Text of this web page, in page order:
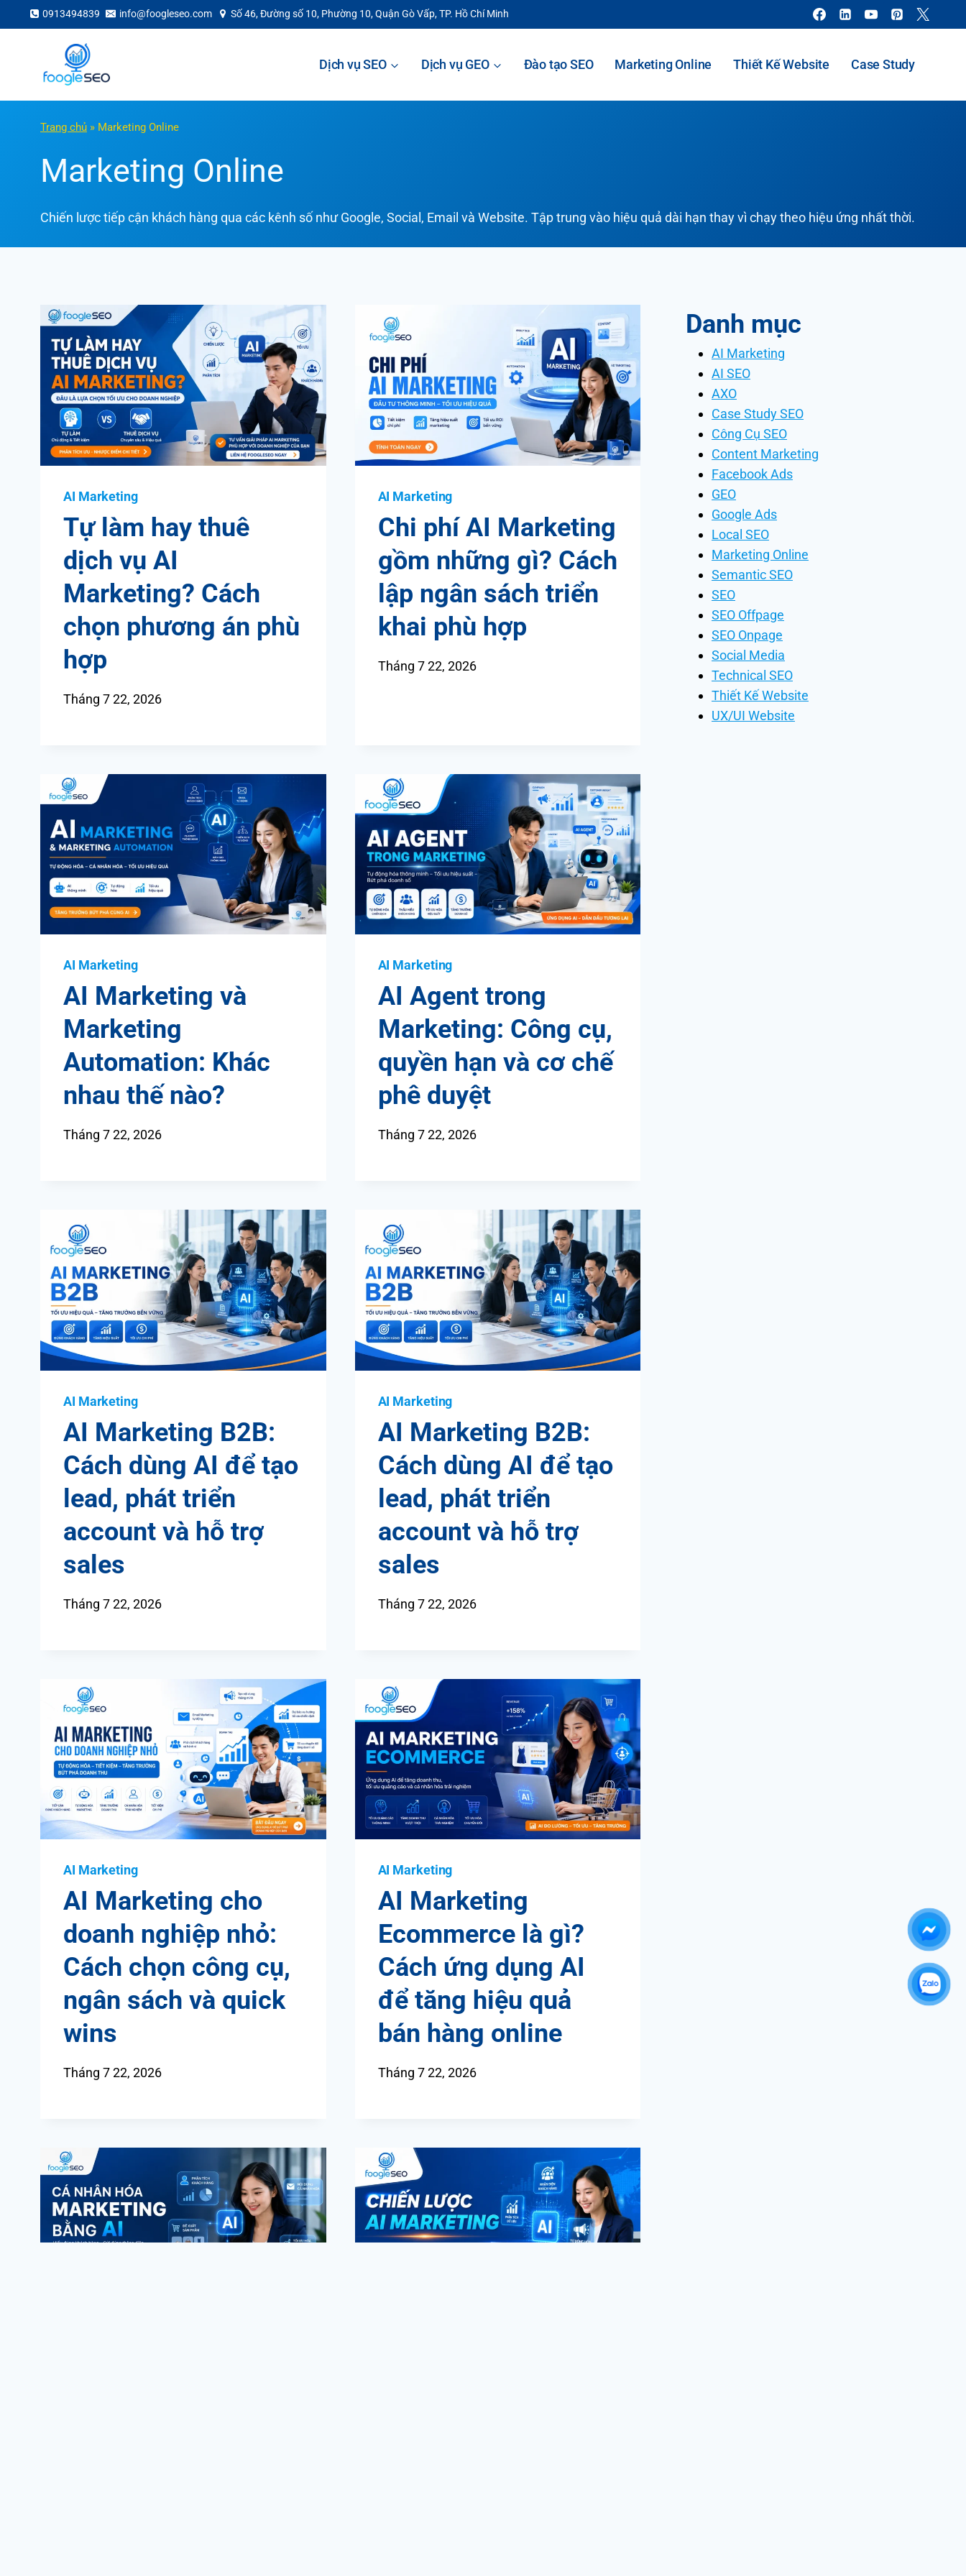
to
0913494839 info@foogleseo.com Số 46, Đường số 10, Phường 10, Quận Gò Vấp, TP. Hồ Chí Minh
Dịch vụ SEO Dịch vụ GEO Đào tạo SEO Marketing Online Thiết Kế Website Case Study
Trang chủ » Marketing Online
Marketing Online
Chiến lược tiếp cận khách hàng qua các kênh số như Google, Social, Email và Website. Tập trung vào hiệu quả dài hạn thay vì chạy theo hiệu ứng nhất thời.
AI Marketing
Tự làm hay thuê
dịch vụ AI
Marketing? Cách
chọn phương án phù
hợp
Tháng 7 22, 2026
AI Marketing
Chi phí AI Marketing
gồm những gì? Cách
lập ngân sách triển
khai phù hợp
Tháng 7 22, 2026
AI Marketing
AI Marketing và
Marketing
Automation: Khác
nhau thế nào?
Tháng 7 22, 2026
AI Marketing
AI Agent trong
Marketing: Công cụ,
quyền hạn và cơ chế
phê duyệt
Tháng 7 22, 2026
AI Marketing
AI Marketing B2B:
Cách dùng AI để tạo
lead, phát triển
account và hỗ trợ
sales
Tháng 7 22, 2026
AI Marketing
AI Marketing B2B:
Cách dùng AI để tạo
lead, phát triển
account và hỗ trợ
sales
Tháng 7 22, 2026
AI Marketing
AI Marketing cho
doanh nghiệp nhỏ:
Cách chọn công cụ,
ngân sách và quick
wins
Tháng 7 22, 2026
AI Marketing
AI Marketing
Ecommerce là gì?
Cách ứng dụng AI
để tăng hiệu quả
bán hàng online
Tháng 7 22, 2026
Danh mục
AI Marketing
AI SEO
AXO
Case Study SEO
Công Cụ SEO
Content Marketing
Facebook Ads
GEO
Google Ads
Local SEO
Marketing Online
Semantic SEO
SEO
SEO Offpage
SEO Onpage
Social Media
Technical SEO
Thiết Kế Website
UX/UI Website